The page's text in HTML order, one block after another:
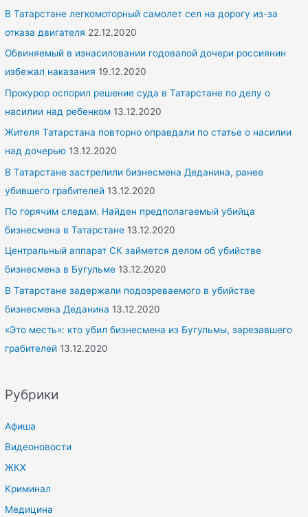
f
o
r
В Татарстане легкомоторный самолет сел на дорогу из-за
отказа двигателя 22.12.2020
Обвиняемый в изнасиловании годовалой дочери россиянин
избежал наказания 19.12.2020
Прокурор оспорил решение суда в Татарстане по делу о
насилии над ребенком 13.12.2020
Жителя Татарстана повторно оправдали по статье о насилии
над дочерью 13.12.2020
В Татарстане застрелили бизнесмена Деданина, ранее
убившего грабителей 13.12.2020
По горячим следам. Найден предполагаемый убийца
бизнесмена в Татарстане 13.12.2020
Центральный аппарат СК займется делом об убийстве
бизнесмена в Бугульме 13.12.2020
В Татарстане задержали подозреваемого в убийстве
бизнесмена Деданина 13.12.2020
«Это месть»: кто убил бизнесмена из Бугульмы, зарезавшего
грабителей 13.12.2020
Рубрики
Афиша
Видеоновости
ЖКХ
Криминал
Медицина